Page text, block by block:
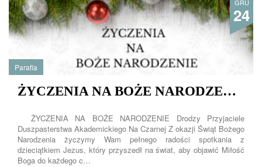
GRU
24
Parafia
ŻYCZENIA NA BOŻE NARODZENIE
ŻYCZENIA NA BOŻE NARODZENIE Drodzy Przyjaciele
Duszpasterstwa Akademickiego Na Czarnej Z okazji Świąt Bożego
Narodzenia życzymy Wam pełnego radości spotkania z
dzieciątkiem Jezus, który przyszedł na świat, aby objawić Miłość
Boga do każdego c…